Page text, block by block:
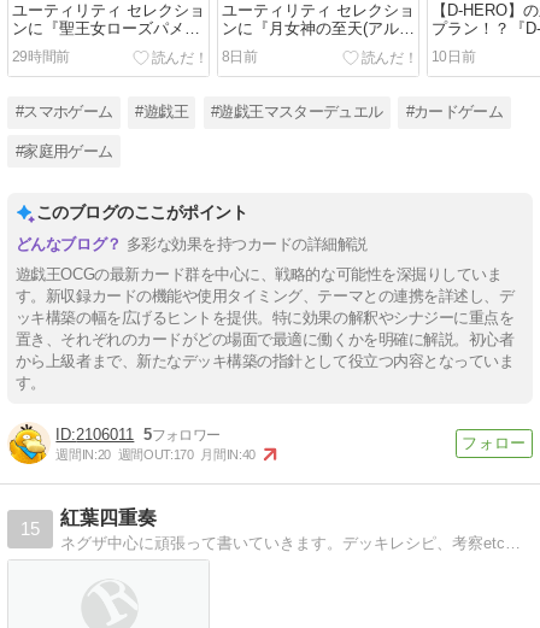
ユーティリティ セレクショ
ンに『聖王女ローズパメ
ラ』が新規収録。【列王】
罠と【ドミナスパージ】を
サポートする魔法使い族モ
29時間前
ユーティリティ セレクショ
ンに『月女神の至天(アルテ
ィミット・スカイ)』が新規
収録。条件付きでフィール
ドのカード効果無効か手札
墓地のモンスター効果を無
効にする速攻魔法
8日前
【D-HERO】
プラン！？『
クガイ』につ
紹介】
10日前
#スマホゲーム #遊戯王 #遊戯王マスターデュエル #カードゲーム
#家庭用ゲーム
このブログのここがポイント
多彩な効果を持つカードの詳細解説
遊戯王OCGの最新カード群を中心に、戦略的な可能性を深掘りしていま
す。新収録カードの機能や使用タイミング、テーマとの連携を詳述し、デ
ッキ構築の幅を広げるヒントを提供。特に効果の解釈やシナジーに重点を
置き、それぞれのカードがどの場面で最適に働くかを明確に解説。初心者
から上級者まで、新たなデッキ構築の指針として役立つ内容となっていま
す。
2106011 5
週間IN:20 週間OUT:170 月間IN:40
15
紅葉四重奏
ネグザ中心に頑張って書いていきます。デッキレシピ、考察etcの記事を書いてます。相互リンク募集中！